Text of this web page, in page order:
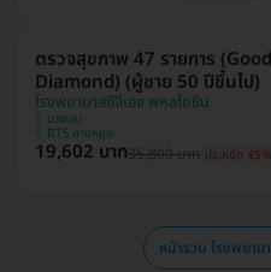
ตรวจสุขภาพ 47 รายการ
Diamond) (ผู้ชาย 50 ปีขึ้นไป)
โรงพยาบาลซีจีเอช พหลโยธิน
บางเขน
BTS สายหยุด
19,602 บาท35,800 บาท ประหยัด 45%
หน้ารวม โรงพยา